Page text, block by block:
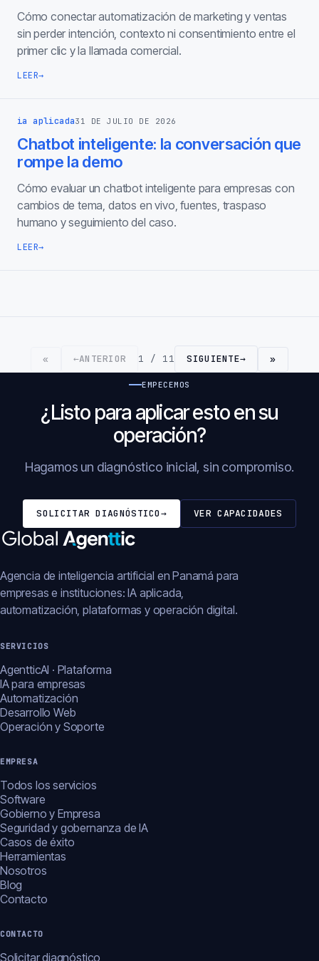
Cómo conectar automatización de marketing y ventas
sin perder intención, contexto ni consentimiento entre el
primer clic y la llamada comercial.
LEER→
ia aplicada31 DE JULIO DE 2026
Chatbot inteligente: la conversación que
rompe la demo
Cómo evaluar un chatbot inteligente para empresas con
cambios de tema, datos en vivo, fuentes, traspaso
humano y seguimiento del caso.
LEER→
« ←ANTERIOR 1 / 11 SIGUIENTE→ »
EMPECEMOS
¿Listo para aplicar esto en su
operación?
Hagamos un diagnóstico inicial, sin compromiso.
SOLICITAR DIAGNÓSTICO→ VER CAPACIDADES
Agencia de inteligencia artificial en Panamá para
empresas e instituciones: IA aplicada,
automatización, plataformas y operación digital.
SERVICIOS
AgentticAI · Plataforma
IA para empresas
Automatización
Desarrollo Web
Operación y Soporte
EMPRESA
Todos los servicios
Software
Gobierno y Empresa
Seguridad y gobernanza de IA
Casos de éxito
Herramientas
Nosotros
Blog
Contacto
CONTACTO
Solicitar diagnóstico